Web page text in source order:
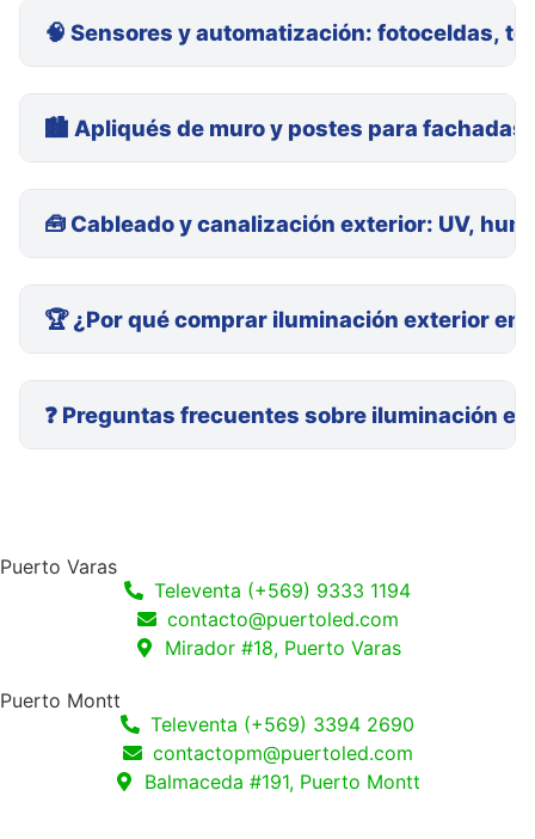
🧠 Sensores y automatización: fotoceldas,
🏙️ Apliqués de muro y postes para fachadas
🧰 Cableado y canalización exterior: UV,
🏆 ¿Por qué comprar iluminación exterior en
❓ Preguntas frecuentes sobre iluminación
Puerto Varas
Televenta (+569) 9333 1194
contacto@puertoled.com
Mirador #18, Puerto Varas
Puerto Montt
Televenta (+569) 3394 2690
contactopm@puertoled.com
Balmaceda #191, Puerto Montt